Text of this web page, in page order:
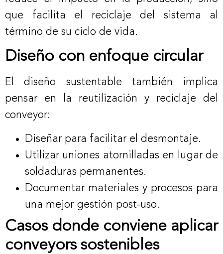
que facilita el reciclaje del sistema al
término de su ciclo de vida.
Diseño con enfoque circular
El diseño sustentable también implica
pensar en la reutilización y reciclaje del
conveyor:
Diseñar para facilitar el desmontaje.
Utilizar uniones atornilladas en lugar de
soldaduras permanentes.
Documentar materiales y procesos para
una mejor gestión post-uso.
Casos donde conviene aplicar
conveyors sostenibles